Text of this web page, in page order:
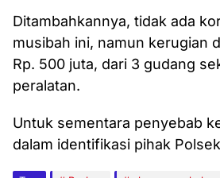
Ditambahkannya, tidak ada
musibah ini, namun kerugian
Rp. 500 juta, dari 3 gudang
peralatan.
Untuk sementara penyebab
dalam identifikasi pihak